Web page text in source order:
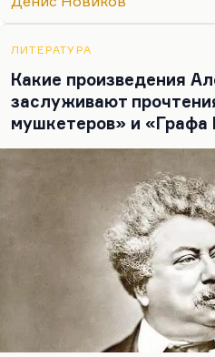
прочел в 18. Не фанат я
Ромен Роллан, его
эпохи французской
чудовищно скучны,…
ЛИТЕРАТУРА
Какие произведения
заслуживают
мушкетеров» и «Графа